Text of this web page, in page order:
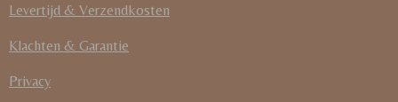
Levertijd & Verzendkosten
Klachten & Garantie
Privacy